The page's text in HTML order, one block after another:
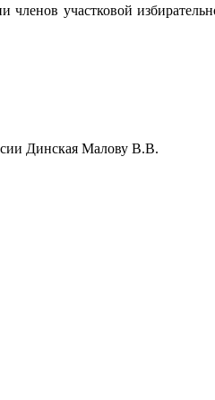
участковой
Динская Малову В.В.